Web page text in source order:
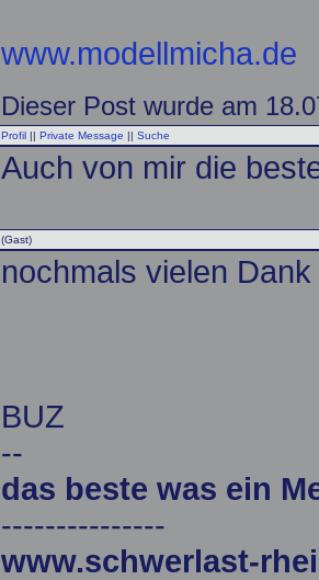
www.modellmicha.de
Dieser Post wurde am
Profil || Private Message || Suche
Auch von mir die
(Gast)
nochmals vielen
BUZ
--
das beste was ein
---------------
www.schwerlast-